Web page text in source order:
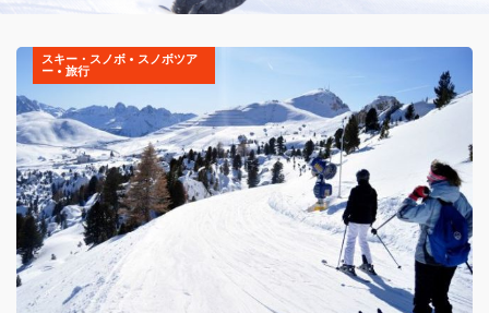
スキー・スノボ • スノボツア
ー • 旅行